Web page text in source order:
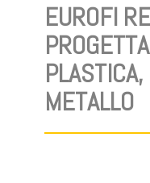
EUROFI
METALLO